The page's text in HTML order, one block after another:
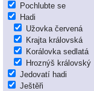
Pochlubte se
Hadi
Užovka červená
Krajta královská
Korálovka sedlatá
Hroznýš královský
Jedovatí hadi
Ještěři